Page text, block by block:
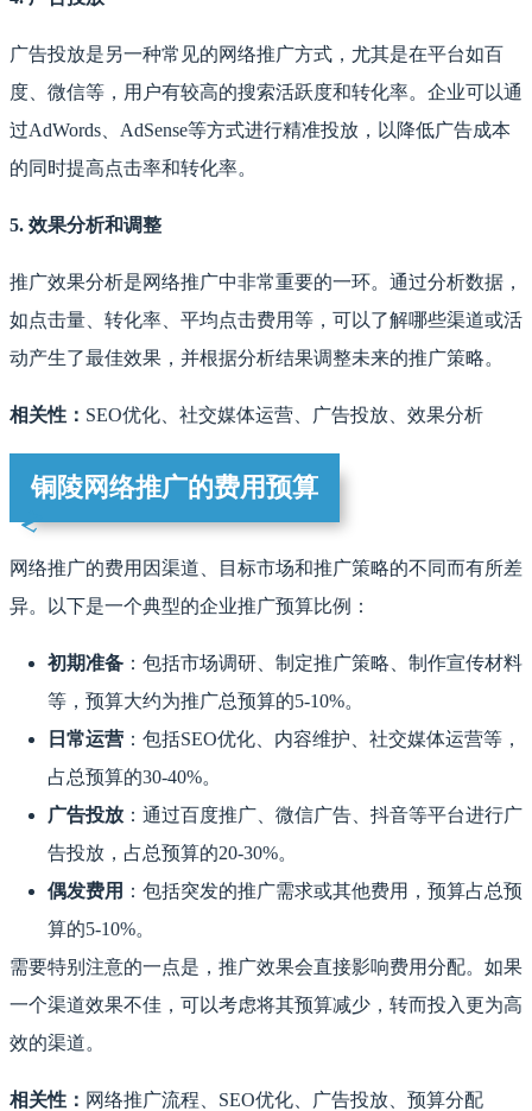
广告投放是另一种常见的网络推广方式，尤其是在平台如百
度、微信等，用户有较高的搜索活跃度和转化率。企业可以通
过AdWords、AdSense等方式进行精准投放，以降低广告成本
的同时提高点击率和转化率。
5. 效果分析和调整
推广效果分析是网络推广中非常重要的一环。通过分析数据，
如点击量、转化率、平均点击费用等，可以了解哪些渠道或活
动产生了最佳效果，并根据分析结果调整未来的推广策略。
相关性： SEO优化、社交媒体运营、广告投放、效果分析
铜陵网络推广的费用预算
网络推广的费用因渠道、目标市场和推广策略的不同而有所差
异。以下是一个典型的企业推广预算比例：
初期准备 ：包括市场调研、制定推广策略、制作宣传材料
等，预算大约为推广总预算的5-10%。
日常运营 ：包括SEO优化、内容维护、社交媒体运营等，
占总预算的30-40%。
广告投放 ：通过百度推广、微信广告、抖音等平台进行广
告投放，占总预算的20-30%。
偶发费用 ：包括突发的推广需求或其他费用，预算占总预
算的5-10%。
需要特别注意的一点是，推广效果会直接影响费用分配。如果
一个渠道效果不佳，可以考虑将其预算减少，转而投入更为高
效的渠道。
相关性： 网络推广流程、SEO优化、广告投放、预算分配